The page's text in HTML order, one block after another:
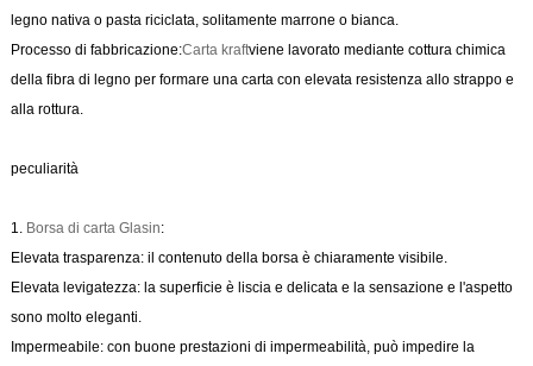
legno nativa o pasta riciclata, solitamente marrone o bianca.
Processo di fabbricazione:Carta kraftviene lavorato mediante cottura chimica
della fibra di legno per formare una carta con elevata resistenza allo strappo e
alla rottura.
peculiarità
1. Borsa di carta Glasin:
Elevata trasparenza: il contenuto della borsa è chiaramente visibile.
Elevata levigatezza: la superficie è liscia e delicata e la sensazione e l'aspetto
sono molto eleganti.
Impermeabile: con buone prestazioni di impermeabilità, può impedire la